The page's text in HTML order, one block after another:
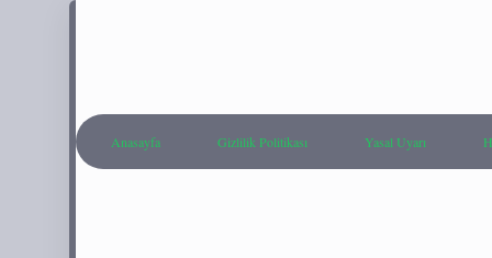
Anasayfa Gizlilik Politikası Yasal Uyarı